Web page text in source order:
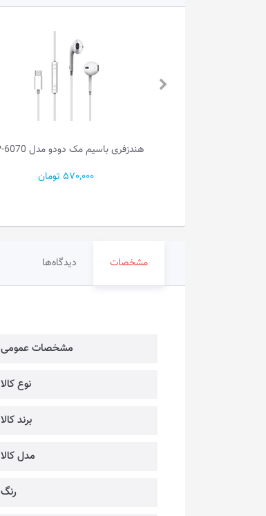
هندزفری با‌سیم مک دو‌دو مدل HP-6070
570,000 تومان
مشخصات دیدگاه‌ها
مشخصات عمومی
نوع کالا
برند کالا
مدل کالا
رنگ